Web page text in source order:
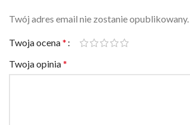
Twój adres email nie zostanie opublikowany.
Twoja ocena*
Twoja opinia*